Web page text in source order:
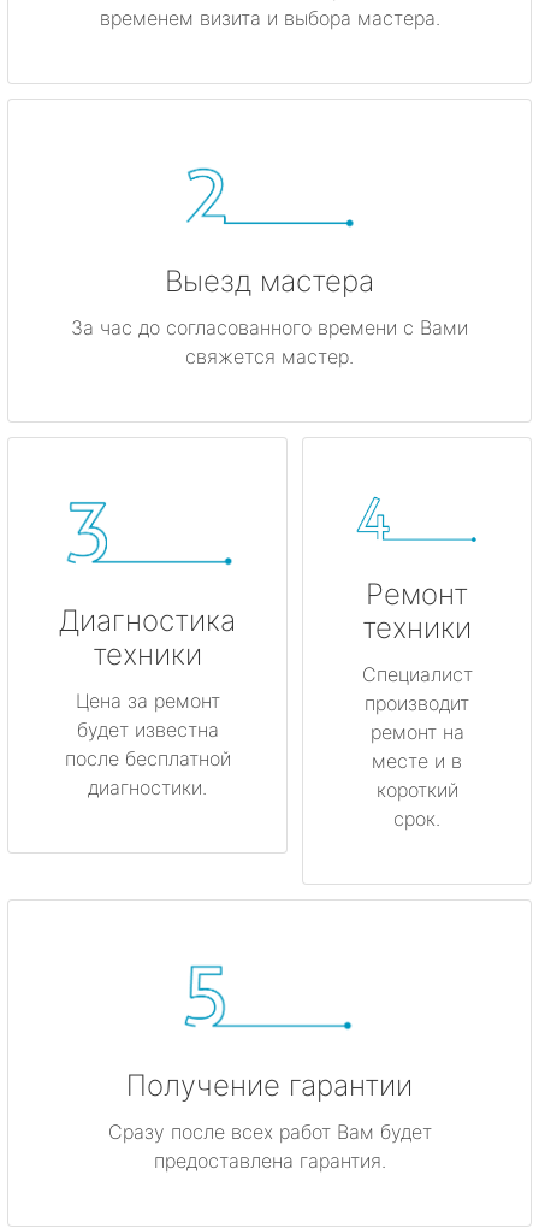
временем визита и выбора мастера.
Выезд мастера
За час до согласованного времени с Вами
свяжется мастер.
Диагностика
техники
Цена за ремонт
будет известна
после бесплатной
диагностики.
Ремонт
техники
Специалист
производит
ремонт на
месте и в
короткий
срок.
Получение гарантии
Сразу после всех работ Вам будет
предоставлена гарантия.